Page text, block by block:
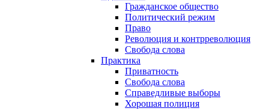
Гражданское общество
Политический режим
Право
Революция и контрреволюция
Свобода слова
Практика
Приватность
Свобода слова
Справедливые выборы
Хорошая полиция